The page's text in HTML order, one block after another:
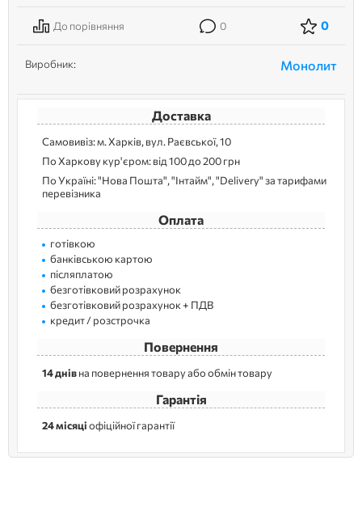
До порівняння 0 0
Виробник: Монолит
Доставка
Самовивіз: м. Харків, вул. Раєвської, 10
По Харкову кур'єром: від 100 до 200 грн
По Україні: "Нова Пошта", "Інтайм", "Delivery" за тарифами
перевізника
Оплата
готівкою
банківською картою
післяплатою
безготівковий розрахунок
безготівковий розрахунок + ПДВ
кредит / розстрочка
Повернення
14 днівна повернення товару або обмін товару
Гарантія
24 місяціофіційної гарантії